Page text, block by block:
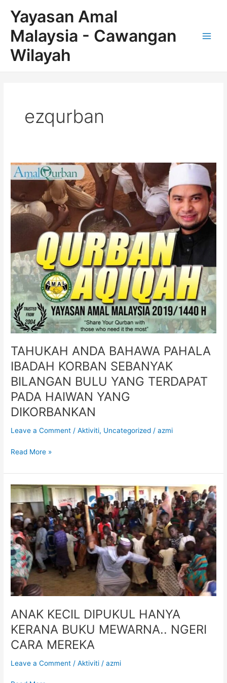
Yayasan Amal
Malaysia - Cawangan
Wilayah
ezqurban
TAHUKAH ANDA BAHAWA PAHALA
IBADAH KORBAN SEBANYAK
BILANGAN BULU YANG TERDAPAT
PADA HAIWAN YANG
DIKORBANKAN
Leave a Comment /Aktiviti, Uncategorized /azmi
TAHUKAH
ANDA
PAHALA
IBADAH
SEBANYAK
BILANGAN
BULU
YANG
TERDAPAT
PADA
HAIWAN
YANG
DIKORBANKAN
Read More »
ANAK KECIL DIPUKUL HANYA
KERANA BUKU MEWARNA.. NGERI
CARA MEREKA
Leave a Comment /Aktiviti /azmi
ANAK
KECIL
DIPUKUL
HANYA
KERANA
BUKU
MEWARNA..
NGERI
CARA
MEREKA